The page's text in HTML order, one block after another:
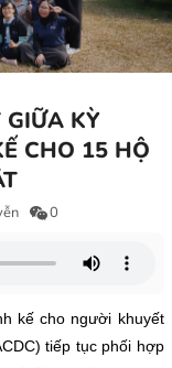
KỲ
CHO 15 HỘ
0
kế cho người khuyết
tiếp tục phối hợp